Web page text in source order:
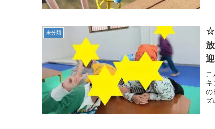
未分類
☆
こ
キ
の
ズ